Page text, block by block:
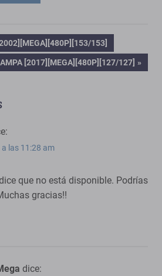
153]
[2017][MEGA][480P][127/127]
las 11:28 am
que no está disponible. Podrías
gracias!!
dice: